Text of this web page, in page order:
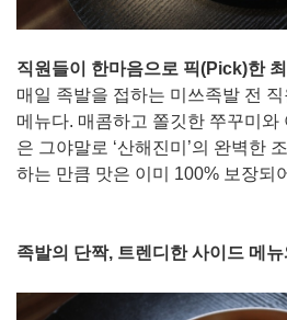
직원들이 한마음으로 픽(Pick)한
매일 족발을 접하는 미쓰족발 전
메뉴다. 매콤하고 쫄깃한 쭈꾸미
은 그야말로 ‘산해진미’의 완벽한
하는 만큼 맛은 이미 100% 보장되
족발의 단짝, 트렌디한 사이드 메